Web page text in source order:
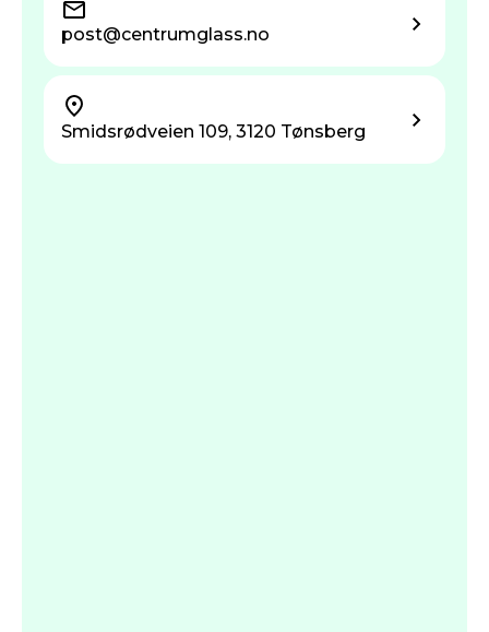
post@centrum­glass.no
Smidsrødveien 109, 3120 Tønsberg